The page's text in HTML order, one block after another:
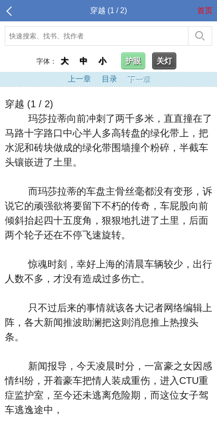
穿越 (1 / 2) 首页
字体： 大 中 小 护眼 关灯
上一章 目录 下一章
穿越 (1 / 2)
玛莎拉蒂向前冲刺了两千多米，直直撞在了
马路十字路口中心半人多高转盘的绿化带上，把
水泥和砖块做成的绿化带围墙撞个粉碎，半截车
头镶嵌进了土里。
而玛莎拉蒂的车盘主骨丝毫都没有变形，诉
说它的顽强欲将要留下不朽的传奇，车屁股向前
倾斜抬起四十五度角，狠狠地扎进了土里，后面
两个轮子还在不停飞速旋转。
惊魂时刻，幸好上海的清晨车辆较少，出行
人数不多，才没有造成过多伤亡。
只不过后来的事情就该各大记者网络编辑上
阵，各大新闻推波助澜把这则消息推上热搜头
条。
新闻报导，今天凌晨时分，一富豪之女因感
情纠纷，开着豪车把情人装成重伤，进入CTU重
症监护室，至今还未逃离危险期，而这位女子驾
车逃逸途中，